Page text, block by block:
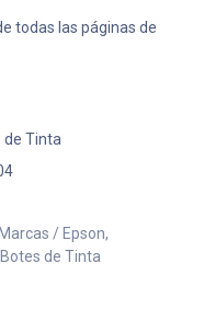
todas las páginas de
de Tinta
Marcas / Epson,
de Tinta